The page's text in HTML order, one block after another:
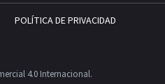
POLÍTICA DE PRIVACIDAD
4.0 Internacional.